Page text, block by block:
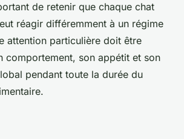
de retenir que chaque chat
réagir différemment à un régime
attention particulière doit être
comportement, son appétit et son
pendant toute la durée du